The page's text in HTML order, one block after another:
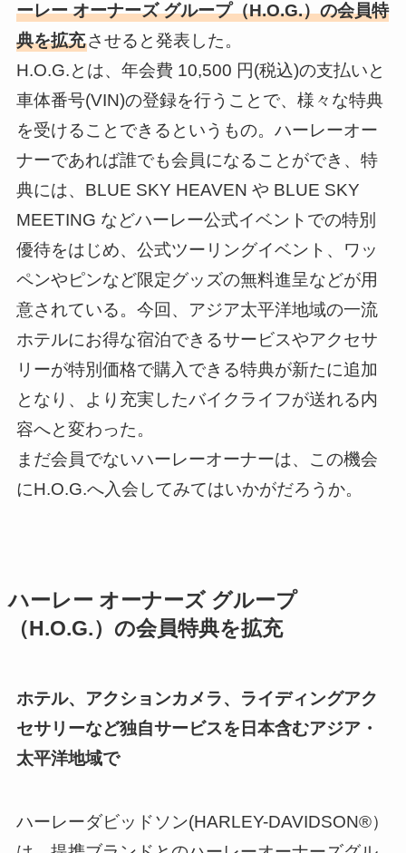
ーレー オーナーズ グループ（H.O.G.）の会員特
典を拡充させると発表した。
H.O.G.とは、年会費 10,500 円(税込)の支払いと
車体番号(VIN)の登録を行うことで、様々な特典
を受けることできるというもの。ハーレーオー
ナーであれば誰でも会員になることができ、特
典には、BLUE SKY HEAVEN や BLUE SKY
MEETING などハーレー公式イベントでの特別
優待をはじめ、公式ツーリングイベント、ワッ
ペンやピンなど限定グッズの無料進呈などが用
意されている。今回、アジア太平洋地域の一流
ホテルにお得な宿泊できるサービスやアクセサ
リーが特別価格で購入できる特典が新たに追加
となり、より充実したバイクライフが送れる内
容へと変わった。
まだ会員でないハーレーオーナーは、この機会
にH.O.G.へ入会してみてはいかがだろうか。
ハーレー オーナーズ グループ
（H.O.G.）の会員特典を拡充
ホテル、アクションカメラ、ライディングアク
セサリーなど独自サービスを日本含むアジア・
太平洋地域で
ハーレーダビッドソン(HARLEY-DAVIDSON®）